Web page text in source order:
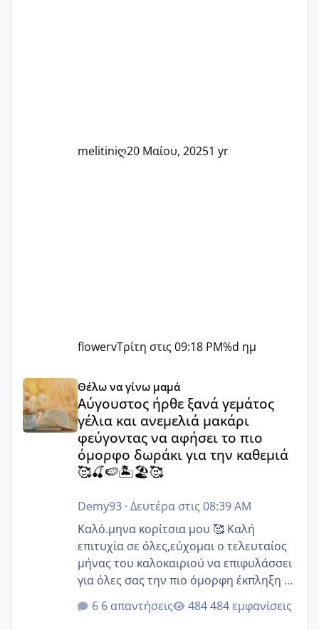
melitiniღ20 Μαίου, 20251 yr
flowervΤρίτη στις 09:18 PM%d ημ
Αύγουστος ήρθε ξανά γεμάτος γέλια και ανεμελιά
Θέλω να γίνω μαμά
Αύγουστος ήρθε ξανά γεμάτος
γέλια και ανεμελιά μακάρι
φεύγοντας να αφήσει το πιο
όμορφο δωράκι για την καθεμιά
🥰🍒🍉🏝️🏖️🥰
Demy93· Δευτέρα στις 08:39 AM
Καλό.μηνα κορίτσια μου 🥰 Καλή
επιτυχία σε όλες,εύχομαι ο τελευταίος
μήνας του καλοκαιριού να επιφυλάσσει
για όλες σας την πιο όμορφη έκπληξη 🧿
@Elk @Melikara86 @Παρασκευαιδου
@Zenia z @melitiniღ @Christi.D.
6 απαντήσεις 484 εμφανίσεις